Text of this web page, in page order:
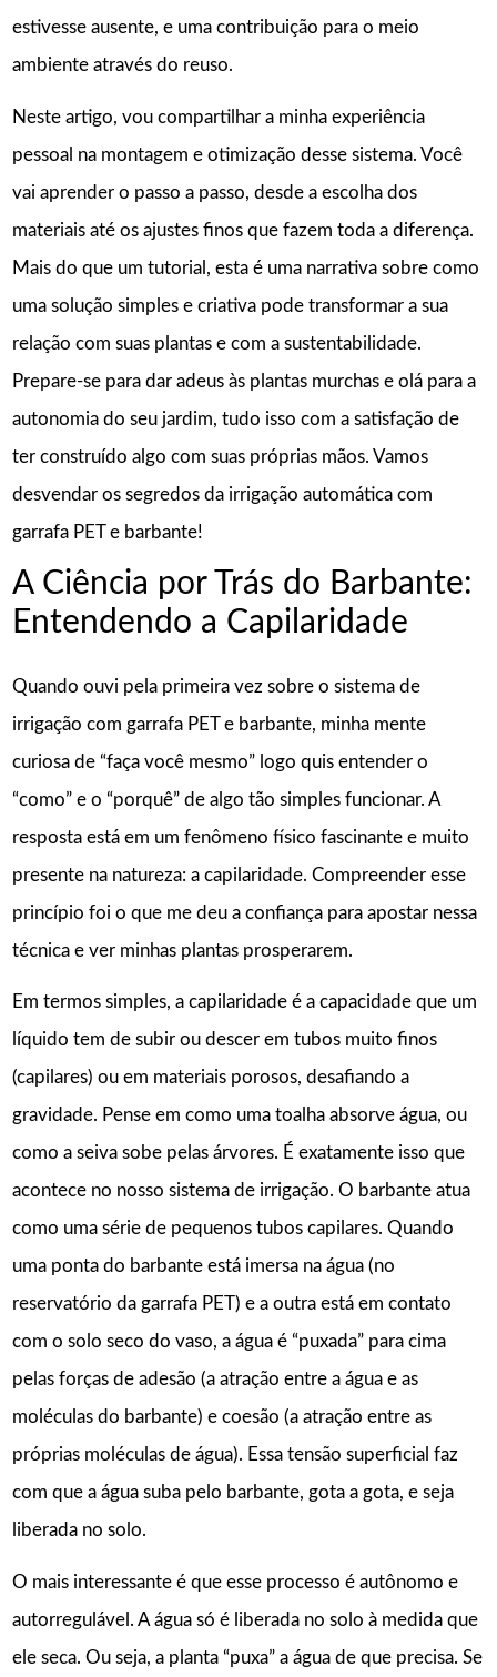
estivesse ausente, e uma contribuição para o meio
ambiente através do reuso.
Neste artigo, vou compartilhar a minha experiência
pessoal na montagem e otimização desse sistema. Você
vai aprender o passo a passo, desde a escolha dos
materiais até os ajustes finos que fazem toda a diferença.
Mais do que um tutorial, esta é uma narrativa sobre como
uma solução simples e criativa pode transformar a sua
relação com suas plantas e com a sustentabilidade.
Prepare-se para dar adeus às plantas murchas e olá para a
autonomia do seu jardim, tudo isso com a satisfação de
ter construído algo com suas próprias mãos. Vamos
desvendar os segredos da irrigação automática com
garrafa PET e barbante!
A Ciência por Trás do Barbante:
Entendendo a Capilaridade
Quando ouvi pela primeira vez sobre o sistema de
irrigação com garrafa PET e barbante, minha mente
curiosa de “faça você mesmo” logo quis entender o
“como” e o “porquê” de algo tão simples funcionar. A
resposta está em um fenômeno físico fascinante e muito
presente na natureza: a capilaridade. Compreender esse
princípio foi o que me deu a confiança para apostar nessa
técnica e ver minhas plantas prosperarem.
Em termos simples, a capilaridade é a capacidade que um
líquido tem de subir ou descer em tubos muito finos
(capilares) ou em materiais porosos, desafiando a
gravidade. Pense em como uma toalha absorve água, ou
como a seiva sobe pelas árvores. É exatamente isso que
acontece no nosso sistema de irrigação. O barbante atua
como uma série de pequenos tubos capilares. Quando
uma ponta do barbante está imersa na água (no
reservatório da garrafa PET) e a outra está em contato
com o solo seco do vaso, a água é “puxada” para cima
pelas forças de adesão (a atração entre a água e as
moléculas do barbante) e coesão (a atração entre as
próprias moléculas de água). Essa tensão superficial faz
com que a água suba pelo barbante, gota a gota, e seja
liberada no solo.
O mais interessante é que esse processo é autônomo e
autorregulável. A água só é liberada no solo à medida que
ele seca. Ou seja, a planta “puxa” a água de que precisa. Se